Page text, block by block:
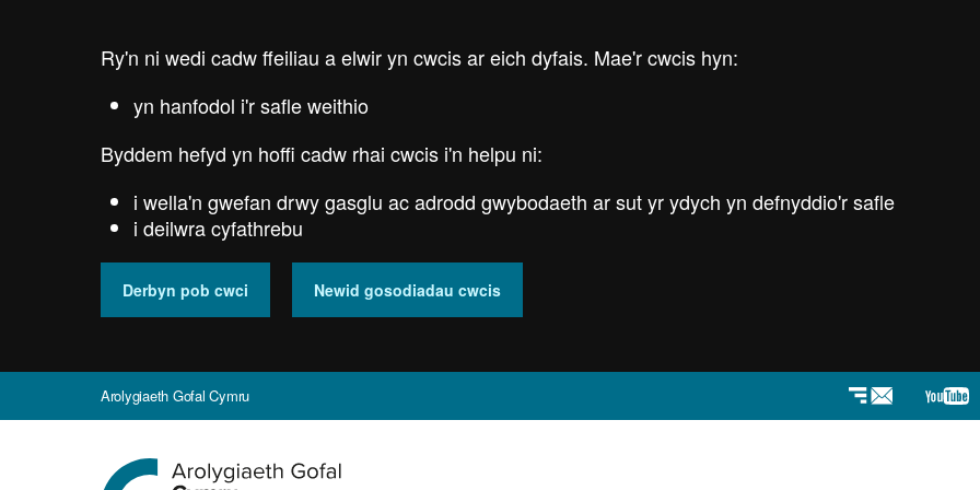
Ry'n ni wedi cadw ffeiliau a elwir yn cwcis ar eich dyfais. Mae'r cwcis hyn:
yn hanfodol i'r safle weithio
Byddem hefyd yn hoffi cadw rhai cwcis i'n helpu ni:
i wella'n gwefan drwy gasglu ac adrodd gwybodaeth ar sut yr ydych yn defnyddio'r safle
i deilwra cyfathrebu
Derbyn pob cwci Newid gosodiadau cwcis
Arolygiaeth Gofal Cymru Newyddlenni
Ewch
i